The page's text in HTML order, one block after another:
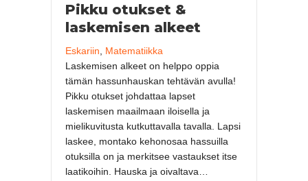
Pikku otukset &
laskemisen alkeet
Eskariin
Matematiikka
Laskemisen alkeet on helppo oppia
tämän hassunhauskan tehtävän avulla!
Pikku otukset johdattaa lapset
laskemisen maailmaan iloisella ja
mielikuvitusta kutkuttavalla tavalla. Lapsi
laskee, montako kehonosaa hassuilla
otuksilla on ja merkitsee vastaukset itse
laatikoihin. Hauska ja oivaltava…